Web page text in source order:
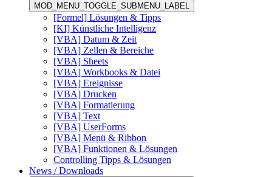
MOD_MENU_TOGGLE_SUBMENU_LABEL
[Formel] Lösungen & Tipps
[KI] Künstliche Intelligenz
[VBA] Datum & Zeit
[VBA] Zellen & Bereiche
[VBA] Sheets
[VBA] Workbooks & Datei
[VBA] Ereignisse
[VBA] Drucken
[VBA] Formatierung
[VBA] Text
[VBA] UserForms
[VBA] Menü & Ribbon
[VBA] Funktionen & Lösungen
Controlling Tipps & Lösungen
News / Downloads